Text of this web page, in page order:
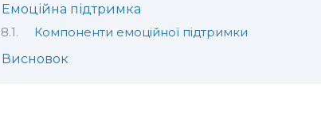
Емоційна підтримка
Компоненти емоційної підтримки
Висновок